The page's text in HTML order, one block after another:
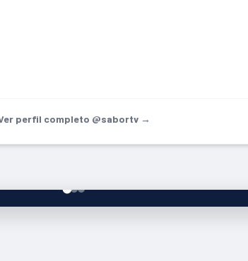
perfil completo @sabortv →